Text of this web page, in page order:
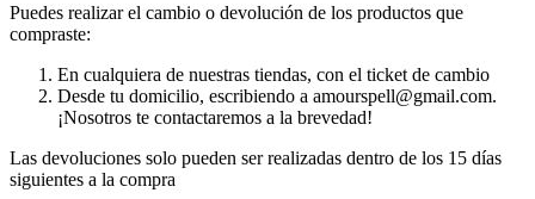
Puedes realizar el cambio o devolución de los productos que
compraste:
En cualquiera de nuestras tiendas, con el ticket de cambio
Desde tu domicilio, escribiendo a amourspell@gmail.com.
¡Nosotros te contactaremos a la brevedad!
Las devoluciones solo pueden ser realizadas dentro de los 15 días
siguientes a la compra